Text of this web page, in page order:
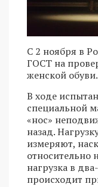
С 2 ноября в
ГОСТ на
женской обуви.
В ходе
специальной
«нос»
назад.
измеряют,
относительно
нагрузка в
происходит